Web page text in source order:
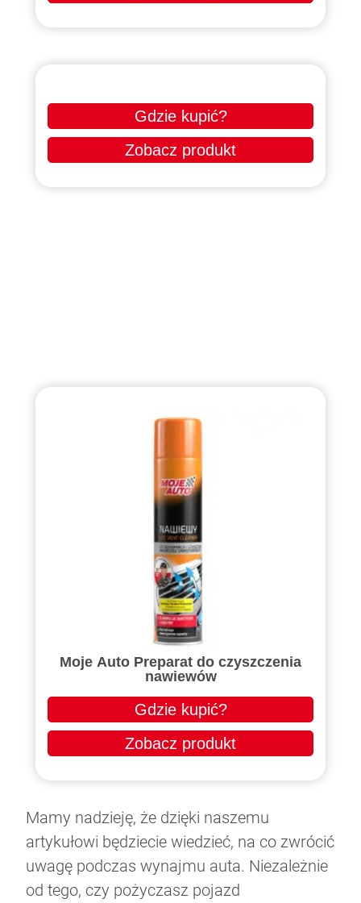
Gdzie kupić?
Zobacz produkt
Moje Auto Preparat do czyszczenia
nawiewów
Gdzie kupić?
Zobacz produkt
Mamy nadzieję, że dzięki naszemu
artykułowi będziecie wiedzieć, na co zwrócić
uwagę podczas wynajmu auta. Niezależnie
od tego, czy pożyczasz pojazd